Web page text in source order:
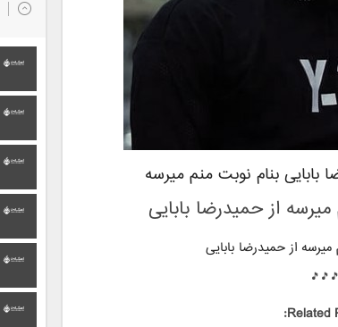
بابایی بنام نوبت منم میرسه
از حمیدرضا بابایی
از حمیدرضا بابایی
🎵🎵🎵
Related